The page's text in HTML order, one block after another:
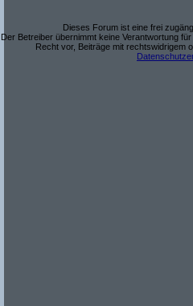
Dieses Forum ist eine frei
Der Betreiber übernimmt keine Verantwortung
Recht vor, Beiträge mit rechtswidrigem